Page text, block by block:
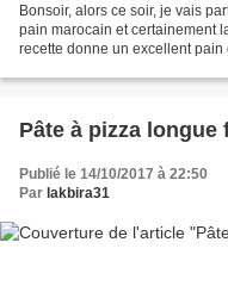
Bonsoir, alors ce soir, je vais
pain marocain et certainement
recette donne un excellent
Pâte à pizza longue
Publié le 14/10/2017 à 22:50
Par lakbira31